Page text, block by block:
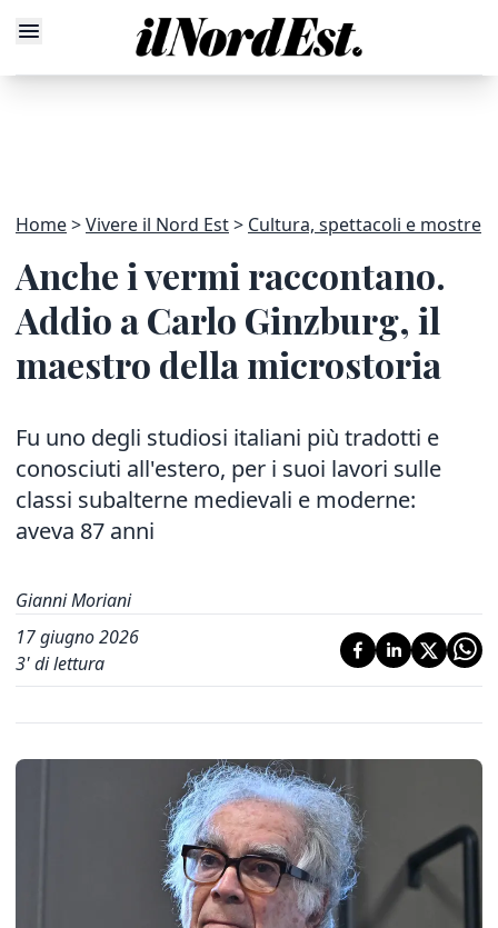
Home Vivere il Nord Est Cultura, spettacoli e mostre
Anche i vermi raccontano.
Addio a Carlo Ginzburg, il
maestro della microstoria
Fu uno degli studiosi italiani più tradotti e
conosciuti all'estero, per i suoi lavori sulle
classi subalterne medievali e moderne:
aveva 87 anni
Gianni Moriani
17 giugno 2026
3' di lettura